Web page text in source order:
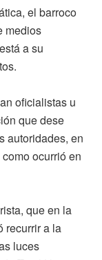
el barroco
medios
a su
oficialistas u
que dese
autoridades, en
ocurrió en
que en la
recurrir a la
luces